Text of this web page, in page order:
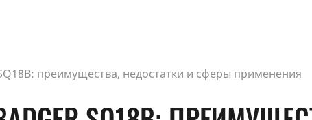
преимущества, недостатки и сферы применения